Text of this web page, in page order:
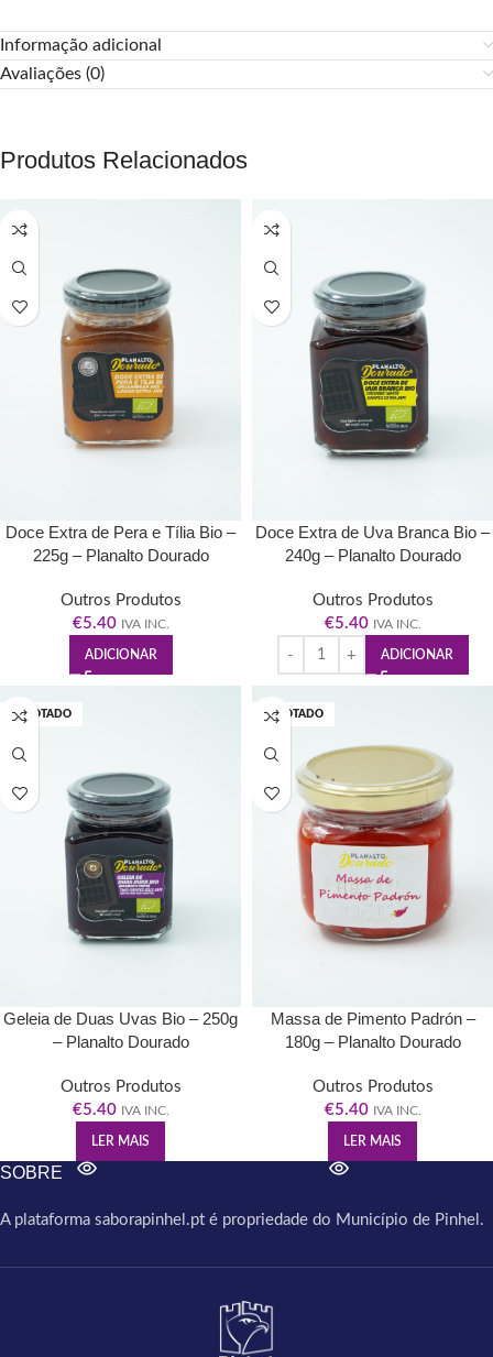
Informação adicional
Avaliações (0)
Produtos Relacionados
Doce Extra de Pera e Tília Bio –
225g – Planalto Dourado
Outros Produtos
€5.40 IVA INC.
ADICIONAR
Doce Extra de Uva Branca Bio –
240g – Planalto Dourado
Outros Produtos
€5.40 IVA INC.
ADICIONAR
ESGOTADO
Geleia de Duas Uvas Bio – 250g
– Planalto Dourado
Outros Produtos
€5.40 IVA INC.
LER MAIS
ESGOTADO
Massa de Pimento Padrón –
180g – Planalto Dourado
Outros Produtos
€5.40 IVA INC.
LER MAIS
SOBRE
A plataforma saborapinhel.pt é propriedade do Município de Pinhel.